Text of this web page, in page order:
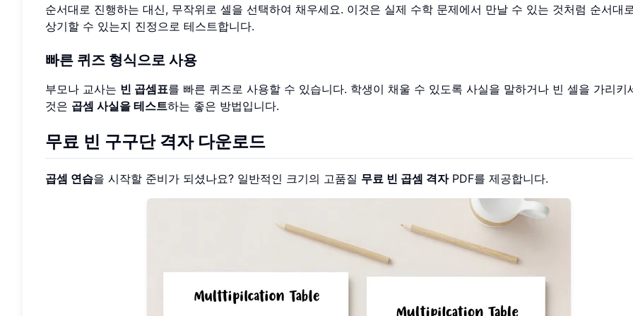
순서대로 진행하는 대신, 무작위로 셀을 선택하여 채우세요. 이것은 실제 수학 문제에서 만날 수 있는 것처럼 순서대
상기할 수 있는지 진정으로 테스트합니다.
빠른 퀴즈 형식으로 사용
부모나 교사는 빈 곱셈표를 빠른 퀴즈로 사용할 수 있습니다. 학생이 채울 수 있도록 사실을 말하거나 빈 셀을 가리키
것은 곱셈 사실을 테스트하는 좋은 방법입니다.
무료 빈 구구단 격자 다운로드
곱셈 연습을 시작할 준비가 되셨나요? 일반적인 크기의 고품질 무료 빈 곱셈 격자PDF를 제공합니다.